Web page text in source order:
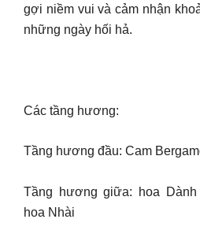
gợi niềm vui và cảm nhận
những ngày hối hả.
Các tầng hương:
Tầng hương đầu: Cam
Tầng hương giữa: hoa Dành
hoa Nhài